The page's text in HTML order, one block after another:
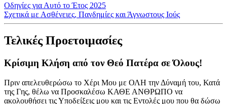
Οδηγίες για Αυτό το Έτος 2025
Σχετικά με Ασθένειες, Πανδημίες και Άγνωστους Ιούς
Τελικές Προετοιμασίες
Κρίσιμη Κλήση από τον Θεό Πατέρα σε Όλους!
Πριν απελευθερώσω το Χέρι Μου με ΟΛΗ την Δύναμή του, Κατά
της Γης, θέλω να Προσκαλέσω ΚΑΘΕ ΑΝΘΡΩΠΟ να
ακολουθήσει τις Υποδείξεις μου και τις Εντολές μου που θα δώσω